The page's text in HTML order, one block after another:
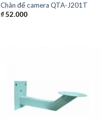
Chân đế camera QTA-J201T
₫52.000